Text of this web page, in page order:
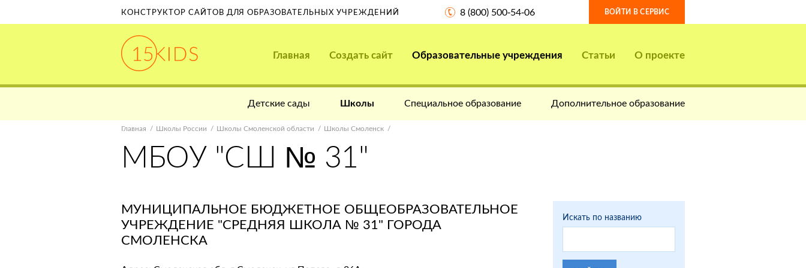
КОНСТРУКТОР САЙТОВ ДЛЯ ОБРАЗОВАТЕЛЬНЫХ УЧРЕЖДЕНИЙ 8 (800) 500-54-06 ВОЙТИ В СЕРВИС
Главная Создать сайт Образовательные учреждения Статьи О проекте
Детские сады Школы Специальное образование Дополнительное образование
Главная Школы России Школы Смоленской области Школы Смоленск
МБОУ "СШ № 31"
МУНИЦИПАЛЬНОЕ БЮДЖЕТНОЕ ОБЩЕОБРАЗОВАТЕЛЬНОЕ
УЧРЕЖДЕНИЕ "СРЕДНЯЯ ШКОЛА № 31" ГОРОДА
СМОЛЕНСКА
Искать по названию